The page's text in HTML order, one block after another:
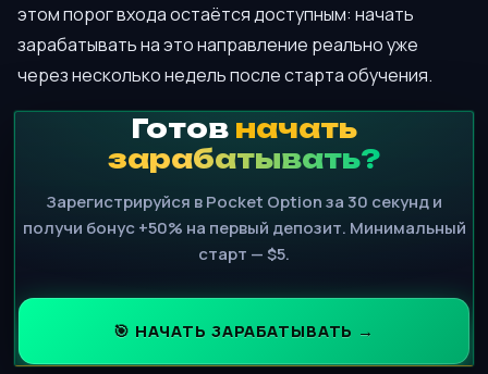
этом порог входа остаётся доступным: начать
зарабатывать на это направление реально уже
через несколько недель после старта обучения.
Готов начать
зарабатывать?
Зарегистрируйся в Pocket Option за 30 секунд и
получи бонус +50% на первый депозит. Минимальный
старт — $5.
🎯 НАЧАТЬ ЗАРАБАТЫВАТЬ →